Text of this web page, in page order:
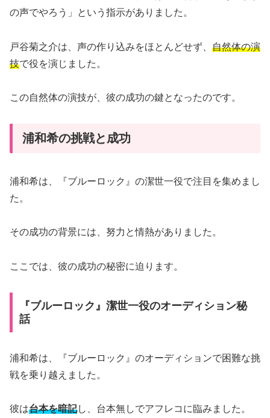
の声でやろう」という指示がありました。
戸谷菊之介は、声の作り込みをほとんどせず、 自然体の演
技で役を演じました。
この自然体の演技が、彼の成功の鍵となったのです。
浦和希の挑戦と成功
浦和希は、『ブルーロック』の潔世一役で注目を集めまし
た。
その成功の背景には、努力と情熱がありました。
ここでは、彼の成功の秘密に迫ります。
『ブルーロック』潔世一役のオーディション秘
話
浦和希は、『ブルーロック』のオーディションで困難な挑
戦を乗り越えました。
彼は台本を暗記し、台本無しでアフレコに臨みました。